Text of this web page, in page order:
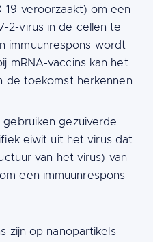
19 veroorzaakt) om een
2-virus in de cellen te
immuunrespons wordt
mRNA-vaccins kan het
de toekomst herkennen
gezuiverde
eiwit uit het virus dat
van het virus) van
een immuunrespons
zijn op nanopartikels